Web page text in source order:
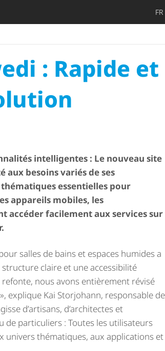
FR
: Rapide et
intelligentes : Le nouveau site
aux besoins variés de ses
essentielles pour
appareils mobiles, les
accéder facilement aux services sur
salles de bains et espaces humides a
claire et une accessibilité
nous avons entièrement révisé
explique Kai Storjohann, responsable de
d’artisans, d’architectes et
de particuliers : Toutes les utilisateurs
univers thématiques, aux applications et